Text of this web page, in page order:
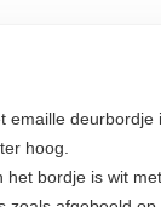
emaille deurbordje
hoog.
het bordje is wit